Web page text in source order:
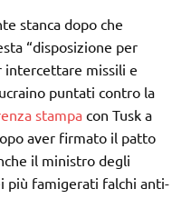
stanca dopo che
“disposizione per
intercettare missili e
puntati contro la
stampacon Tusk a
aver firmato il patto
il ministro degli
più famigerati falchi anti-